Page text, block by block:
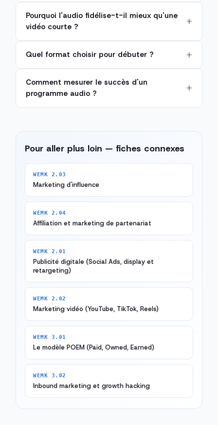
Pourquoi l'audio fidélise-t-il mieux qu'une
vidéo courte ?
Quel format choisir pour débuter ?
Comment mesurer le succès d'un
programme audio ?
Pour aller plus loin — fiches connexes
WEMK 2.03
Marketing d'influence
WEMK 2.04
Affiliation et marketing de partenariat
WEMK 2.01
Publicité digitale (Social Ads, display et
retargeting)
WEMK 2.02
Marketing vidéo (YouTube, TikTok, Reels)
WEMK 3.01
Le modèle POEM (Paid, Owned, Earned)
WEMK 3.02
Inbound marketing et growth hacking